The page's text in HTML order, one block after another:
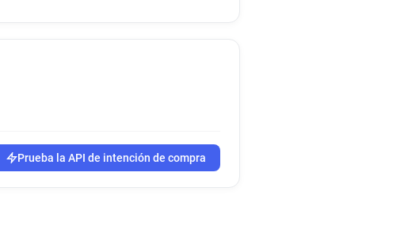
Prueba la API de intención de compra